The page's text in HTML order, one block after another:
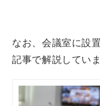
なお、会議室に設
記事で解説してい